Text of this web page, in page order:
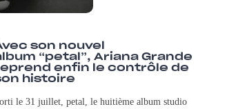
son nouvel
“petal”, Ariana Grande
enfin le contrôle de
histoire
le 31 juillet, petal, le huitième album studio